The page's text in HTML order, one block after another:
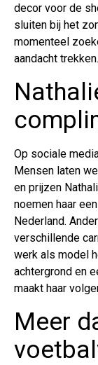
decor voor de
sluiten bij het
momenteel
aandacht trekken.
Op sociale
Mensen laten
en prijzen
noemen haar
Nederland.
verschillende
werk als model
achtergrond en
maakt haar
Meer